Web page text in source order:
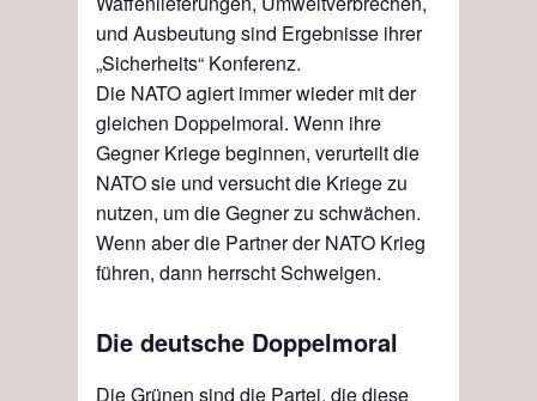
und Ausbeutung sind Ergebnisse ihrer
„Sicherheits“ Konferenz.
Die NATO agiert immer wieder mit der
gleichen Doppelmoral. Wenn ihre
Gegner Kriege beginnen, verurteilt die
NATO sie und versucht die Kriege zu
nutzen, um die Gegner zu schwächen.
Wenn aber die Partner der NATO Krieg
führen, dann herrscht Schweigen.
Die deutsche Doppelmoral
Die Grünen sind die Partei, die diese